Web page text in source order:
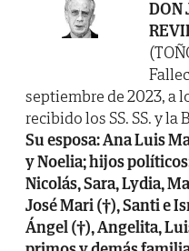
DON
septiembre de 2023, a
recibido los SS. SS. y la
Su esposa: Ana Luis
y Noelia; hijos
Nicolás, Sara, Lydia,
José Mari (†), Santi e
Ángel (†), Angelita,